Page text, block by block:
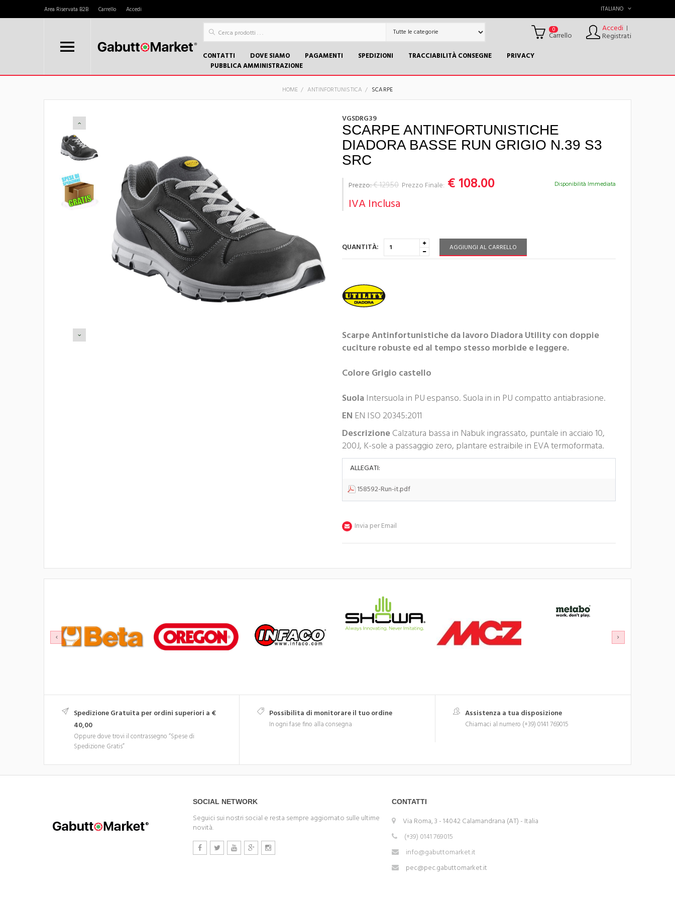
Area Riservata B2B Carrello Accedi ITALIANO
Accedi |
Registrati
0
Carrello
CONTATTI DOVE SIAMO PAGAMENTI SPEDIZIONI TRACCIABILITÀ CONSEGNE
PRIVACY
PUBBLICA AMMINISTRAZIONE
HOME ANTINFORTUNISTICA SCARPE
VGSDRG39
SCARPE ANTINFORTUNISTICHE
DIADORA BASSE RUN GRIGIO N.39 S3
SRC
Disponibilità Immediata
Prezzo:€ 129.50 Prezzo Finale: € 108.00
IVA Inclusa
QUANTITÀ: AGGIUNGI AL CARRELLO
Scarpe Antinfortunistiche da lavoro Diadora Utility con doppie
cuciture robuste ed al tempo stesso morbide e leggere.
Colore Grigio castello
Suola Intersuola in PU espanso. Suola in in PU compatto antiabrasione.
EN EN ISO 20345:2011
DescrizioneCalzatura bassa in Nabuk ingrassato, puntale in acciaio 10,
200J, K-sole a passaggio zero, plantare estraibile in EVA termoformata.
ALLEGATI:
158592-Run-it.pdf
Invia per Email
Spedizione Gratuita per ordini superiori a €
40,00
Oppure dove trovi il contrassegno “Spese di
Spedizione Gratis”
Possibilita di monitorare il tuo ordine
In ogni fase fino alla consegna
Assistenza a tua disposizione
Chiamaci al numero (+39) 0141 769015
SOCIAL NETWORK
Seguici sui nostri social e resta sempre aggiornato sulle ultime
novità.
CONTATTI
Via Roma, 3 - 14042 Calamandrana (AT) - Italia
(+39) 0141 769015
info@gabuttomarket.it
pec@pec.gabuttomarket.it